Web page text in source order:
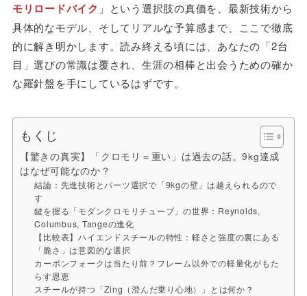
モリロードバイク 」という選択肢の真価を、最新技術から
具体的なモデル、そしてリアルな予算感まで、ここで徹底
的に解き明かします。読み終える頃には、あなたの「2台
目」選びの常識は覆され、生涯の相棒と出会うための確か
な羅針盤を手にしているはずです。
もくじ
【驚きの真実】「クロモリ＝重い」は過去の話。9kg達成
はなぜ可能なのか？
結論：先進技術とパーツ選択で「9kgの壁」は越えられるので
す
鍵を握る「モダンクロモリチューブ」の世界：Reynolds,
Columbus, Tangeの進化
【比較表】ハイエンドスチールの特性：軽さと強度の裏にある
「脆さ」は意図的な選択
カーボンフォークは当たり前？フレーム以外での軽量化がもた
らす恩恵
スチールが持つ「Zing（澄んだ乗り心地）」とは何か？